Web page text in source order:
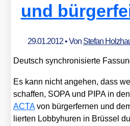
und
29.01.2012• Von Stefan
Deutsch syn­chro­ni­sier­te
Es kann nicht ange­hen, dass
schaf­fen, SOPA und PIPA in
ACTAvon bür­ger­fer­nen und
lier­ten Lob­by­hu­ren in Brüs­sel